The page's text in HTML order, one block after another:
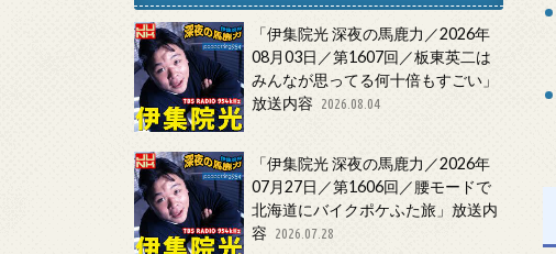
「伊集院光 深夜の馬鹿力／2026年
08月03日／第1607回／板東英二は
みんなが思ってる何十倍もすごい」
放送内容
2026.08.04
「伊集院光 深夜の馬鹿力／2026年
07月27日／第1606回／腰モードで
北海道にバイクポケふた旅」放送内
容
2026.07.28